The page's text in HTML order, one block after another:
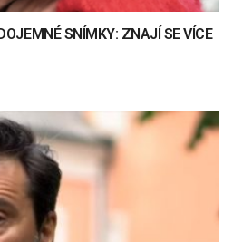
SNÍMKY: ZNAJÍ SE VÍCE